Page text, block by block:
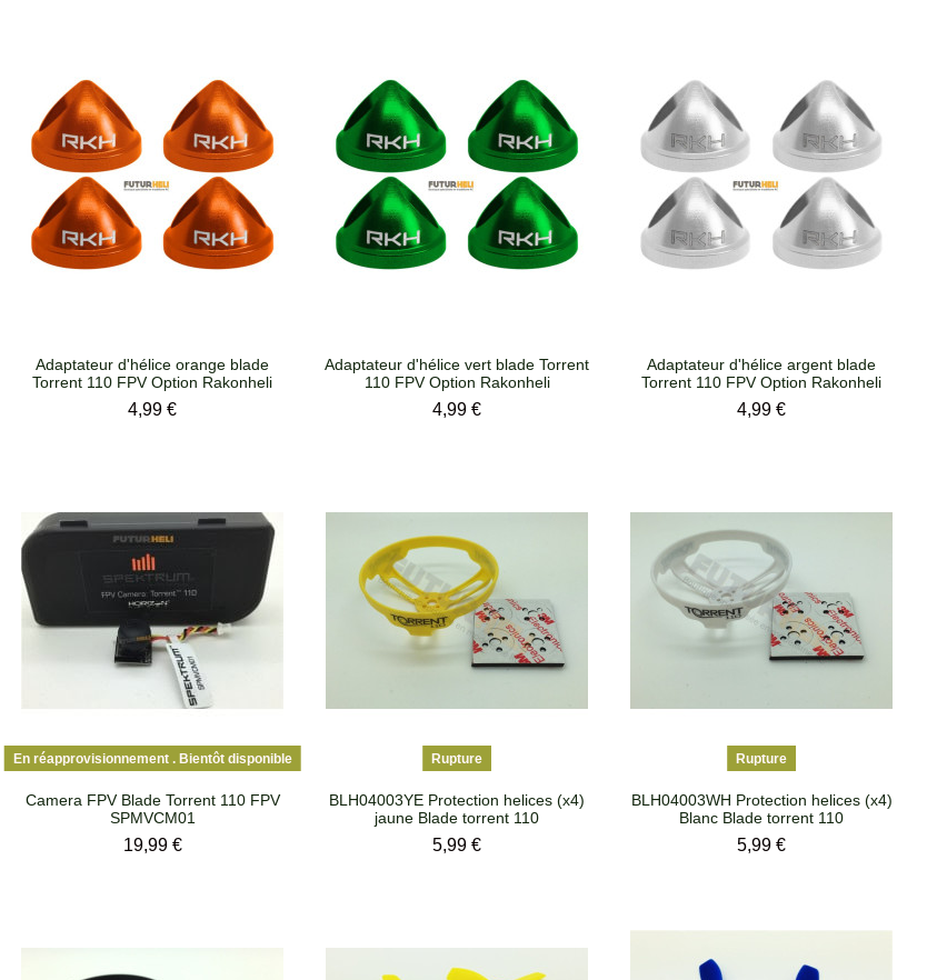
Adaptateur d'hélice orange blade
Torrent 110 FPV Option Rakonheli
Prix
4,99 €
Adaptateur d'hélice vert blade Torrent
110 FPV Option Rakonheli
Prix
4,99 €
Adaptateur d'hélice argent blade
Torrent 110 FPV Option Rakonheli
Prix
4,99 €
En réapprovisionnement . Bientôt disponible
Camera FPV Blade Torrent 110 FPV
SPMVCM01
Prix
19,99 €
Rupture
BLH04003YE Protection helices (x4)
jaune Blade torrent 110
Prix
5,99 €
Rupture
BLH04003WH Protection helices (x4)
Blanc Blade torrent 110
Prix
5,99 €